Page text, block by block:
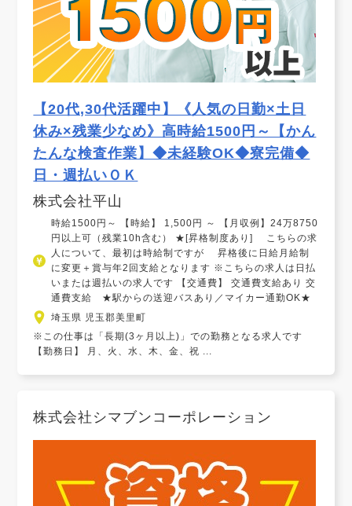
【20代,30代活躍中】《人気の日勤×土日
休み×残業少なめ》高時給1500円～【かん
たんな検査作業】◆未経験OK◆寮完備◆
日・週払いＯＫ
株式会社平山
時給1500円～ 【時給】 1,500円 ～ 【月収例】24万8750
円以上可（残業10h含む） ★[昇格制度あり] こちらの求
人について、最初は時給制ですが 昇格後に日給月給制
に変更＋賞与年2回支給となります ※こちらの求人は日払
いまたは週払いの求人です 【交通費】 交通費支給あり 交
通費支給 ★駅からの送迎バスあり／マイカー通勤OK★
埼玉県 児玉郡美里町
※この仕事は「長期(3ヶ月以上)」での勤務となる求人です
【勤務日】 月、火、水、木、金、祝 ...
株式会社シマブンコーポレーション